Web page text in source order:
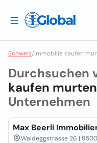
Schweiz/Immobilie kaufen
Durchsuchen
kaufen
Unternehmen
Max Beerli
Waldeggstrasse 26 |